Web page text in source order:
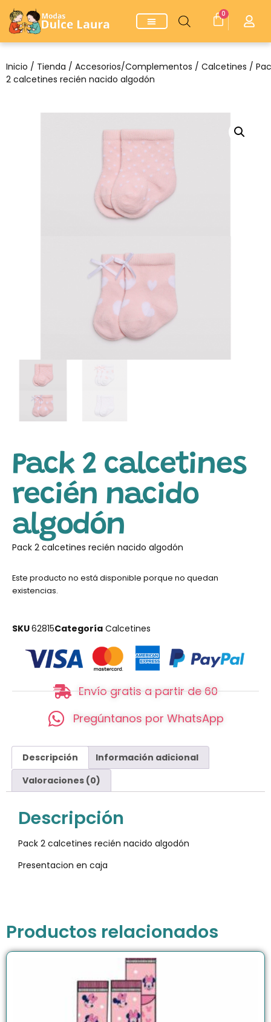
0
Inicio / Tienda / Accesorios/Complementos / Calcetines /
2 calcetines recién nacido algodón
Pack 2 calcetines
recién nacido
algodón
Pack 2 calcetines recién nacido algodón
Este producto no está disponible porque no quedan
existencias.
SKU62815Categoría Calcetines
Envío gratis a partir de 60
Pregúntanos por WhatsApp
Descripción
Información adicional
Valoraciones (0)
Descripción
Pack 2 calcetines recién nacido algodón
Presentacion en caja
Productos relacionados